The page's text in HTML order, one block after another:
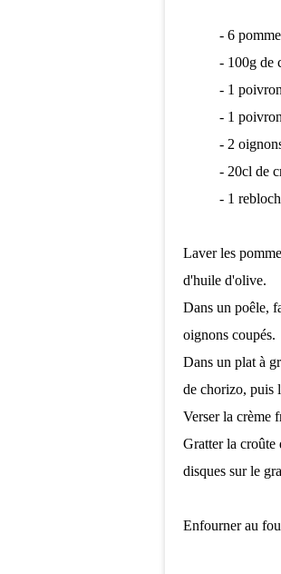
- 6 pommes
- 100g de
- 1 poivron
- 1 poivron
- 2
- 20cl de
- 1
Laver les
d'huile d'olive.
Dans un poêle,
oignons coupés.
Dans un plat à
de chorizo, puis
Verser la crème
Gratter la croûte
disques sur le
Enfourner au